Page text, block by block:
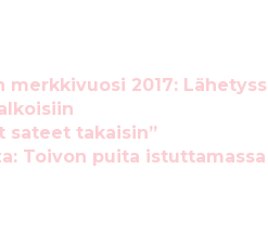
merkkivuosi 2017:
sateet takaisin”
Toivon puita istuttamassa